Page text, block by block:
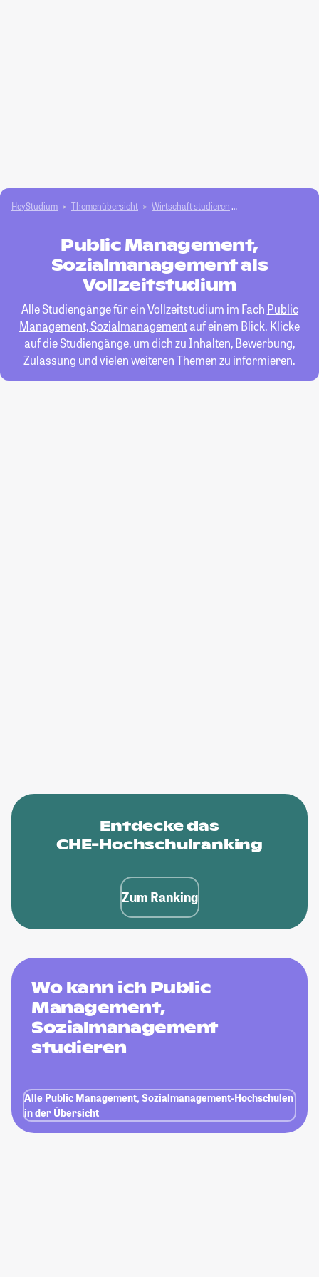
HeyStudium Themenübersicht Wirtschaft studieren
Public Management,
Sozialmanagement als
Vollzeitstudium
Alle Studiengänge für ein Vollzeitstudium im Fach Public
Management, Sozialmanagementauf einem Blick. Klicke
auf die Studiengänge, um dich zu Inhalten, Bewerbung,
Zulassung und vielen weiteren Themen zu informieren.
Entdecke das
CHE-Hochschulranking
Zum Ranking
Wo kann ich Public
Management,
Sozialmanagement
studieren
Alle Public Management, Sozialmanagement-Hochschulen
in der Übersicht